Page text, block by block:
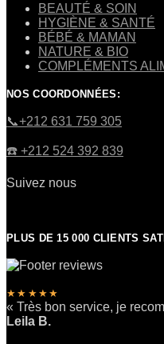
BEAUTÉ & SOIN
HYGIÈNE & SANTÉ
BÉBÉ & MAMAN
NATURE & BIO
COMPLÉMENTS
NOS COORDONNÉES:
​📞+212 631 759 305
☎️​ +212 524 392 839
Suivez nous
PLUS DE 15 000 CLIENTS
★★★★★
« Très bon service, je
Leila B.